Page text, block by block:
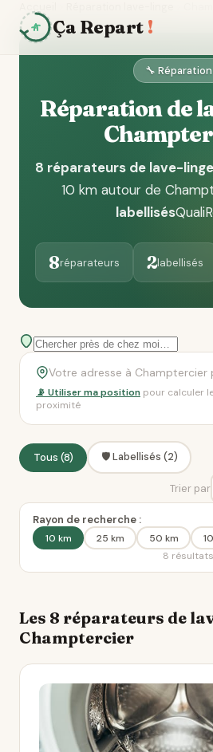
Ça Repart !
🔧 Réparation
Réparation de
8 réparateurs de lave-linge
10 km autour de
labellisés
8réparateurs 2labellisés
📡 Utiliser ma position pour calculer
proximité
Tous (8) 🛡️ Labellisés (2)
Trier par
Rayon de recherche :
10 km 25 km 50 km
8
Les 8 réparateurs de
Champtercier